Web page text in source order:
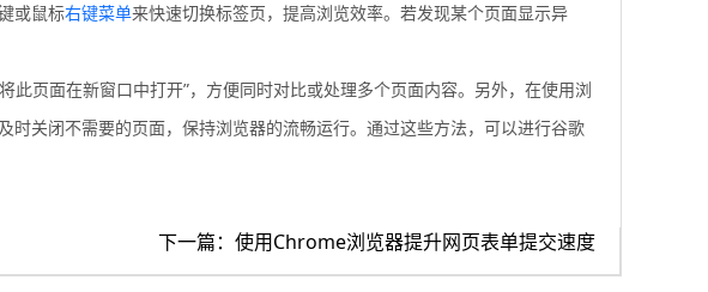
或鼠标右键菜单来快速切换标签页，提高浏览效率。若发现某个页面显示异
页面在新窗口中打开”，方便同时对比或处理多个页面内容。另外，在使用浏
关闭不需要的页面，保持浏览器的流畅运行。通过这些方法，可以进行谷歌
下一篇：使用Chrome浏览器提升网页表单提交速度